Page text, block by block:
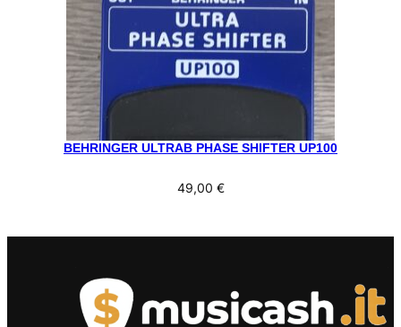
BEHRINGER ULTRAB PHASE SHIFTER UP100
49,00 €